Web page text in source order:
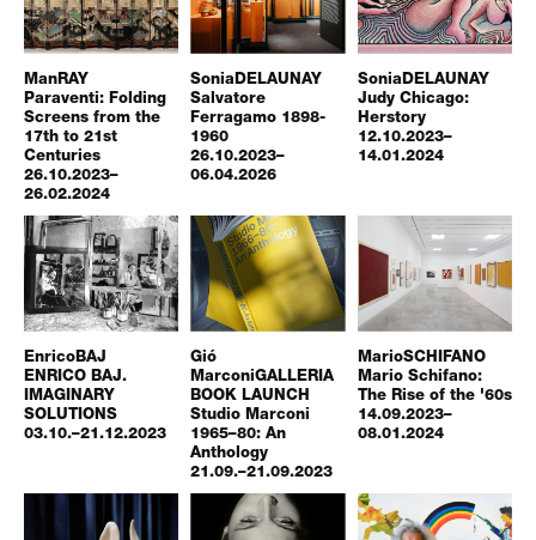
Man RAY
Paraventi: Folding
Screens from the
17th to 21st
Centuries
26.10.2023–
26.02.2024
Sonia DELAUNAY
Salvatore
Ferragamo 1898-
1960
26.10.2023–
06.04.2026
Sonia DELAUNAY
Judy Chicago:
Herstory
12.10.2023–
14.01.2024
Enrico BAJ
ENRICO BAJ.
IMAGINARY
SOLUTIONS
03.10.–21.12.2023
Gió
MarconiGALLERIA
BOOK LAUNCH
Studio Marconi
1965–80: An
Anthology
21.09.–21.09.2023
MarioSCHIFANO
Mario Schifano:
The Rise of the '60s
14.09.2023–
08.01.2024